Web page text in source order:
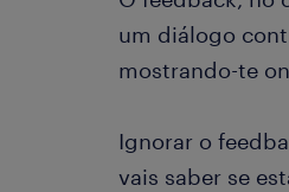
um diálogo
mostrando-te
Ignorar o
vais saber se